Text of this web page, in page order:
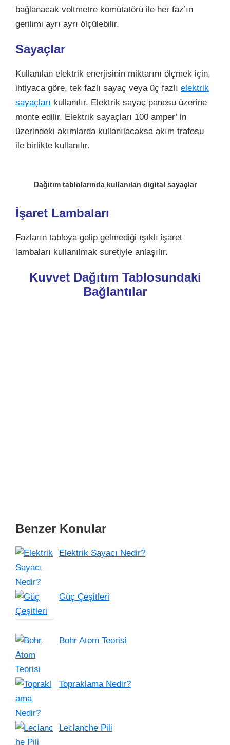
bağlanacak voltmetre komütatörü ile her faz’ın
gerilimi ayrı ayrı ölçülebilir.
Sayaçlar
Kullanılan elektrik enerjisinin miktarını ölçmek için,
ihtiyaca göre, tek fazlı sayaç veya üç fazlı elektrik
sayaçları kullanılır. Elektrik sayaç panosu üzerine
monte edilir. Elektrik sayaçları 100 amper’ in
üzerindeki akımlarda kullanılacaksa akım trafosu
ile birlikte kullanılır.
Dağıtım tablolarında kullanılan digital sayaçlar
İşaret Lambaları
Fazların tabloya gelip gelmediği ışıklı işaret
lambaları kullanılmak suretiyle anlaşılır.
Kuvvet Dağıtım Tablosundaki
Bağlantılar
Benzer Konular
Elektrik Sayacı Nedir?
Güç Çeşitleri
Bohr Atom Teorisi
Topraklama Nedir?
Leclanche Pili